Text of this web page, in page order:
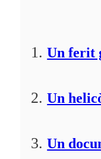
Un ferit
Un
Un